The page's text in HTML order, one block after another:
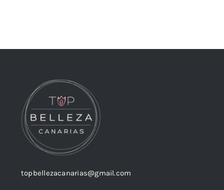
topbellezacanarias@gmail.com